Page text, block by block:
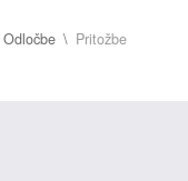
Odločbe Pritožbe